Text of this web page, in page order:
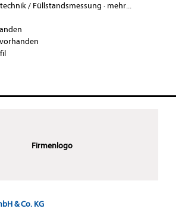
/ Füllstandsmessung · mehr...
Firmenlogo
& Co. KG